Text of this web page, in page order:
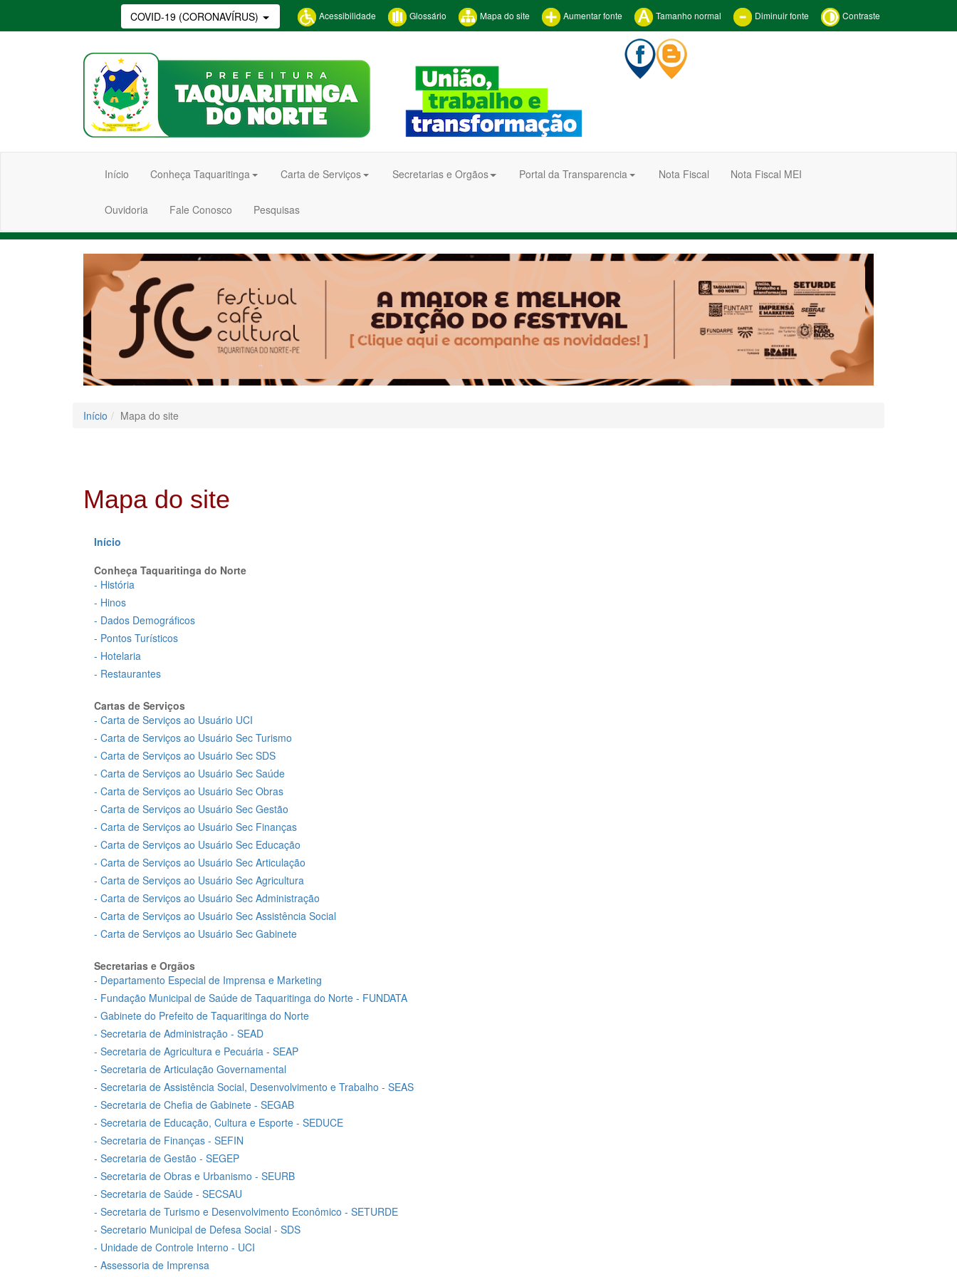
COVID-19 (CORONAVÍRUS) Acessibilidade Glossário Mapa do site Aumentar fonte Tamanho normal Diminuir fonte Contraste
Início Conheça Taquaritinga Carta de Serviços Secretarias e Orgãos Portal da Transparencia Nota Fiscal Nota Fiscal MEI
Ouvidoria Fale Conosco Pesquisas
Início Mapa do site
Mapa do site
Início
Conheça Taquaritinga do Norte
- História
- Hinos
- Dados Demográficos
- Pontos Turísticos
- Hotelaria
- Restaurantes
Cartas de Serviços
- Carta de Serviços ao Usuário UCI
- Carta de Serviços ao Usuário Sec Turismo
- Carta de Serviços ao Usuário Sec SDS
- Carta de Serviços ao Usuário Sec Saúde
- Carta de Serviços ao Usuário Sec Obras
- Carta de Serviços ao Usuário Sec Gestão
- Carta de Serviços ao Usuário Sec Finanças
- Carta de Serviços ao Usuário Sec Educação
- Carta de Serviços ao Usuário Sec Articulação
- Carta de Serviços ao Usuário Sec Agricultura
- Carta de Serviços ao Usuário Sec Administração
- Carta de Serviços ao Usuário Sec Assistência Social
- Carta de Serviços ao Usuário Sec Gabinete
Secretarias e Orgãos
- Departamento Especial de Imprensa e Marketing
- Fundação Municipal de Saúde de Taquaritinga do Norte - FUNDATA
- Gabinete do Prefeito de Taquaritinga do Norte
- Secretaria de Administração - SEAD
- Secretaria de Agricultura e Pecuária - SEAP
- Secretaria de Articulação Governamental
- Secretaria de Assistência Social, Desenvolvimento e Trabalho - SEAS
- Secretaria de Chefia de Gabinete - SEGAB
- Secretaria de Educação, Cultura e Esporte - SEDUCE
- Secretaria de Finanças - SEFIN
- Secretaria de Gestão - SEGEP
- Secretaria de Obras e Urbanismo - SEURB
- Secretaria de Saúde - SECSAU
- Secretaria de Turismo e Desenvolvimento Econômico - SETURDE
- Secretario Municipal de Defesa Social - SDS
- Unidade de Controle Interno - UCI
- Assessoria de Imprensa